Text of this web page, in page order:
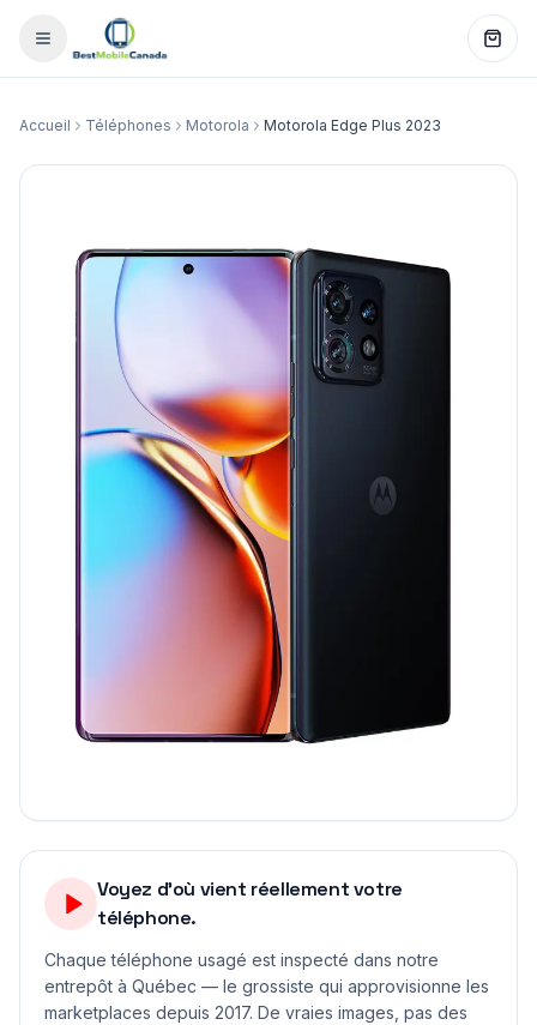
Accueil Téléphones Motorola Motorola Edge Plus 2023
Voyez d'où vient réellement votre
téléphone.
Chaque téléphone usagé est inspecté dans notre
entrepôt à Québec — le grossiste qui approvisionne les
marketplaces depuis 2017. De vraies images, pas des